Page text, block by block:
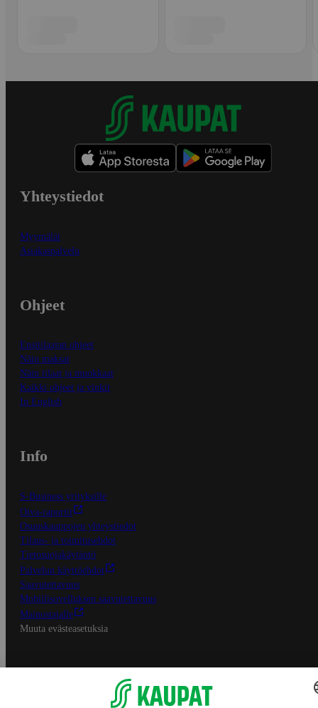
Yhteystiedot
Myymälät
Asiakaspalvelu
Ohjeet
Ensitilaajan ohjeet
Näin maksat
Näin tilaat ja muokkaat
Kaikki ohjeet ja vinkit
In English
Info
S-Business yrityksille
Oiva-raportit
Osuuskauppojen yhteystiedot
Tilaus- ja toimitusehdot
Tietosuojakäytäntö
Palvelun käyttöehdot
Saavutettavuus
Mobiilisovelluksen saavutettavuus
Mainostajalle
Muuta evästeasetuksia
S-ryhmän palvelut